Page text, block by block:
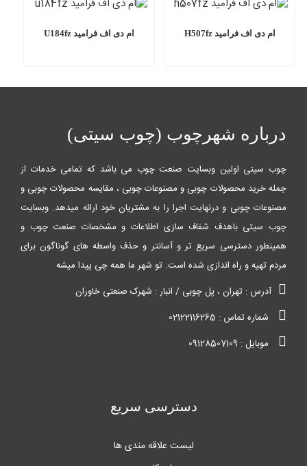
ام دی اف فرامید H507fz ام دی اف فرامید U184fz
درباره شهرچوب (چوب سیتی)
چوب سیتی اولین وبسایت صنعت چوب می باشد که تمامی خدمات از
جمله خرید محصولات چوبی و مصنوعات چوبی ، مقایسه محصولات چوبی و
مصنوعات چوبی و درنهایت اجرا را به مشتریان خود ارائه میدهد. وبسایت
چوب سیتی باهدف شفاف سازی اطلاعات و مشخصات صنعت چوب و
همینطور دسترسی سریع تر و آسانتر و حذف واسطه های گوناگون برای
مردم تهیه و راه اندازی شده است. تو شهر ما همه چی پیدا میشه
آدرس : تهران ، پل چوبی / انبار : شهرک صنعتی خاوران
شماره تماس : 02122116265
موبایل : 09128507109
دسترسی سریع
لیست علاقه مندی ها